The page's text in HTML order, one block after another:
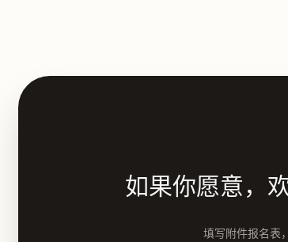
如果你愿意，
填写附件报名表